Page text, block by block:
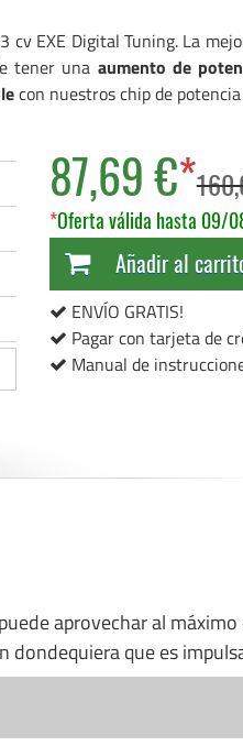
cv EXE Digital Tuning. La
tener una aumento de
con nuestros chip de
87,69 €*
*Oferta válida hasta 09/
Añadir al
ENVÍO GRATIS!
Pagar con tarjeta de
Manual de
aprovechar al
dondequiera que es